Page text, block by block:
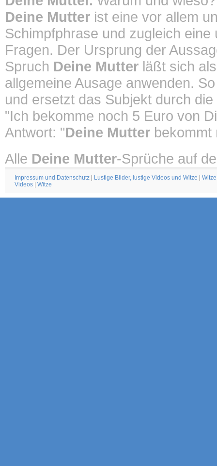
Deine Mutter ist eine vor allem
Schimpfphrase und zugleich
Fragen. Der Ursprung der
Spruch Deine Mutter läßt sich
allgemeine Ausage anwenden.
und ersetzt das Subjekt durch
"Ich bekomme noch 5 Euro von
Antwort: "Deine Mutter bekommt
Alle Deine Mutter-Sprüche auf
Impressum und Datenschutz Lustige Bilder, lustige Videos und Witze Witze
Videos
Witze